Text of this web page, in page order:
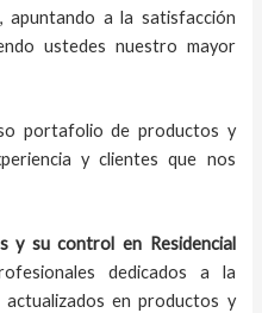
a la satisfacción
ustedes nuestro mayor
portafolio de productos y
y clientes que nos
y su control en Residencial
dedicados a la
actualizados en productos y